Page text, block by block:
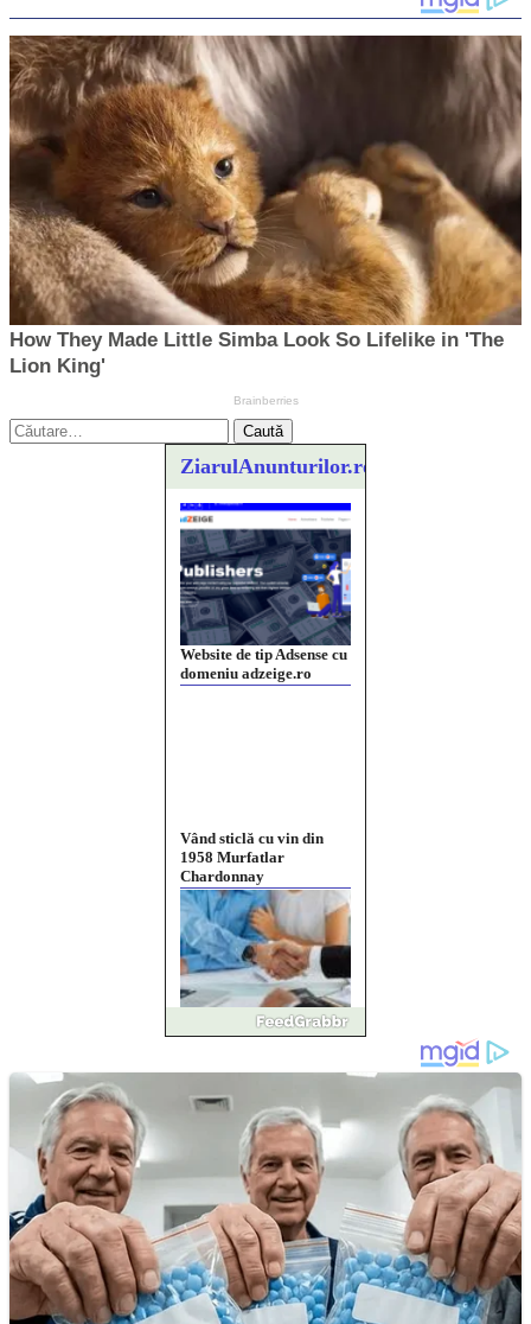
Caută
după:
ZiarulAnunturilor.ro
Vând sticlă cu vin din
1958 Murfatlar
Împrumut si investitii
Ofera def între special
Vând domeniu+website
de publicitate de tip
Adsense